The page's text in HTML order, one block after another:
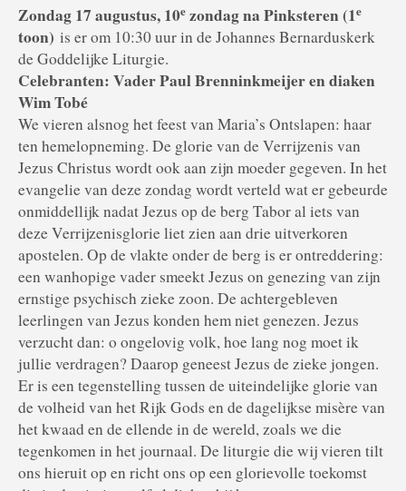
Zondag 17 augustus, 10e zondag na Pinksteren (1e
toon) is er om 10:30 uur in de Johannes Bernarduskerk
de Goddelijke Liturgie.
Celebranten: Vader Paul Brenninkmeijer en diaken
Wim Tobé
We vieren alsnog het feest van Maria’s Ontslapen: haar
ten hemelopneming. De glorie van de Verrijzenis van
Jezus Christus wordt ook aan zijn moeder gegeven. In het
evangelie van deze zondag wordt verteld wat er gebeurde
onmiddellijk nadat Jezus op de berg Tabor al iets van
deze Verrijzenisglorie liet zien aan drie uitverkoren
apostelen. Op de vlakte onder de berg is er ontreddering:
een wanhopige vader smeekt Jezus on genezing van zijn
ernstige psychisch zieke zoon. De achtergebleven
leerlingen van Jezus konden hem niet genezen. Jezus
verzucht dan: o ongelovig volk, hoe lang nog moet ik
jullie verdragen? Daarop geneest Jezus de zieke jongen.
Er is een tegenstelling tussen de uiteindelijke glorie van
de volheid van het Rijk Gods en de dagelijkse misère van
het kwaad en de ellende in de wereld, zoals we die
tegenkomen in het journaal. De liturgie die wij vieren tilt
ons hieruit op en richt ons op een glorievolle toekomst